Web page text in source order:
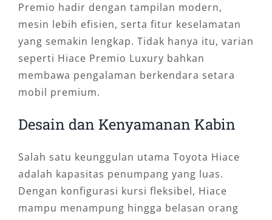
Premio hadir dengan tampilan modern,
mesin lebih efisien, serta fitur keselamatan
yang semakin lengkap. Tidak hanya itu, varian
seperti Hiace Premio Luxury bahkan
membawa pengalaman berkendara setara
mobil premium.
Desain dan Kenyamanan Kabin
Salah satu keunggulan utama Toyota Hiace
adalah kapasitas penumpang yang luas.
Dengan konfigurasi kursi fleksibel, Hiace
mampu menampung hingga belasan orang